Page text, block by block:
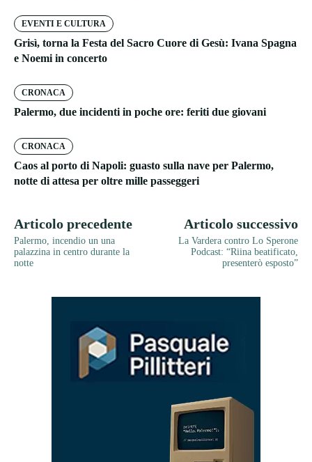
EVENTI E CULTURA
Grisì, torna la Festa del Sacro Cuore di Gesù: Ivana Spagna
e Noemi in concerto
CRONACA
Palermo, due incidenti in poche ore: feriti due giovani
CRONACA
Caos al porto di Napoli: guasto sulla nave per Palermo,
notte di attesa per oltre mille passeggeri
Articolo precedente
Palermo, incendio un una
palazzina in centro durante la
notte
Articolo successivo
La Vardera contro Lo Sperone
Podcast: “Riina beatificato,
presenterò esposto”